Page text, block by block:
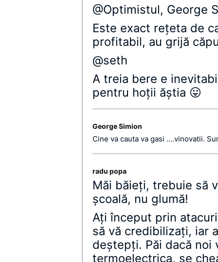
@Optimistul, George
Este exact reţeta de
profitabil, au grijă
@seth
A treia bere e
pentru hoţii ăştia 😛
George Simion
Cine va cauta va gasi ….vinovatii.
radu popa
Măi băieţi, trebuie să
şcoală, nu glumă!
Aţi început prin
să vă credibilizaţi, iar
deştepţi. Păi dacă noi
termoelectrica, se